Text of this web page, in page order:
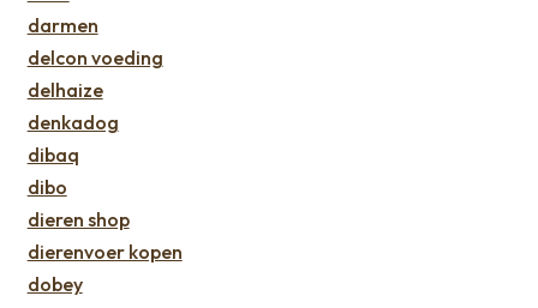
darmen
delcon voeding
delhaize
denkadog
dibaq
dibo
dieren shop
dierenvoer kopen
dobey